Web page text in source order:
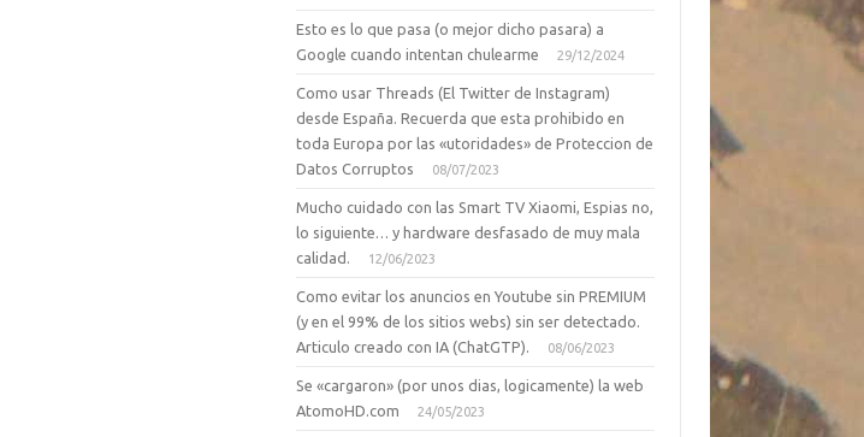
Esto es lo que pasa (o mejor dicho pasara) a
Google cuando intentan chulearme
29/12/2024
Como usar Threads (El Twitter de Instagram)
desde España. Recuerda que esta prohibido en
toda Europa por las «utoridades» de Proteccion de
Datos Corruptos
08/07/2023
Mucho cuidado con las Smart TV Xiaomi, Espias no,
lo siguiente… y hardware desfasado de muy mala
calidad.
12/06/2023
Como evitar los anuncios en Youtube sin PREMIUM
(y en el 99% de los sitios webs) sin ser detectado.
Articulo creado con IA (ChatGTP).
08/06/2023
Se «cargaron» (por unos dias, logicamente) la web
AtomoHD.com
24/05/2023